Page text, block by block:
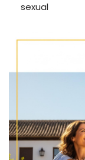
sexual